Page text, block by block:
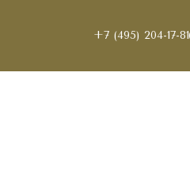
+7 (495) 204-17-81